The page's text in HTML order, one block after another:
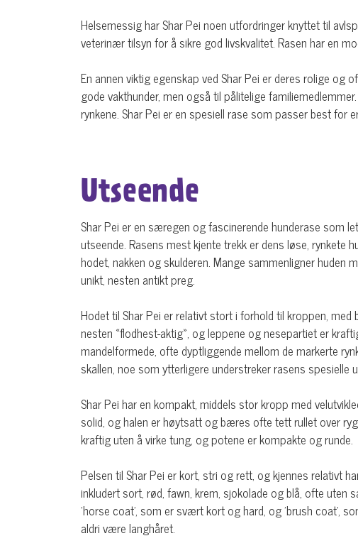
Helsemessig har Shar Pei noen utfordringer knyttet til
veterinær tilsyn for å sikre god livskvalitet. Rasen har en
En annen viktig egenskap ved Shar Pei er deres rolige og
gode vakthunder, men også til pålitelige
rynkene. Shar Pei er en spesiell rase som passer best
Utseende
Shar Pei er en særegen og fascinerende hunderase som
utseende. Rasens mest kjente trekk er dens løse, rynkete
hodet, nakken og skulderen. Mange sammenligner huden
unikt, nesten antikt preg.
Hodet til Shar Pei er relativt stort i forhold til kroppen,
nesten «flodhest-aktig», og leppene og nesepartiet er
mandelformede, ofte dyptliggende mellom de markerte
skallen, noe som ytterligere understreker rasens spesielle
Shar Pei har en kompakt, middels stor kropp med
solid, og halen er høytsatt og bæres ofte tett rullet over
kraftig uten å virke tung, og potene er kompakte og runde.
Pelsen til Shar Pei er kort, stri og rett, og kjennes relativt
inkludert sort, rød, fawn, krem, sjokolade og blå, ofte
'horse coat', som er svært kort og hard, og 'brush coat',
aldri være langhåret.